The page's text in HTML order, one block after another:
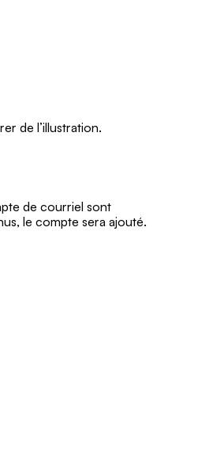
de l’illustration.
de courriel sont
le compte sera ajouté.